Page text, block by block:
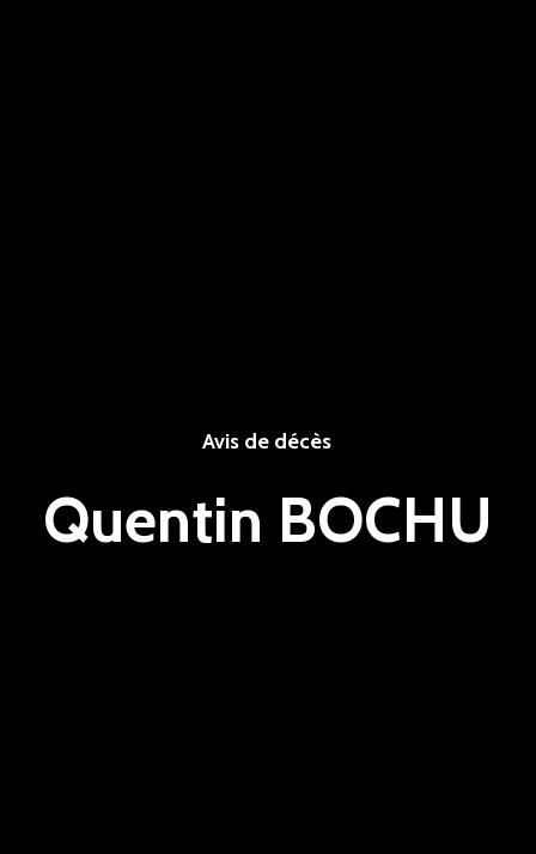
Avis de décès
Quentin BOCHU